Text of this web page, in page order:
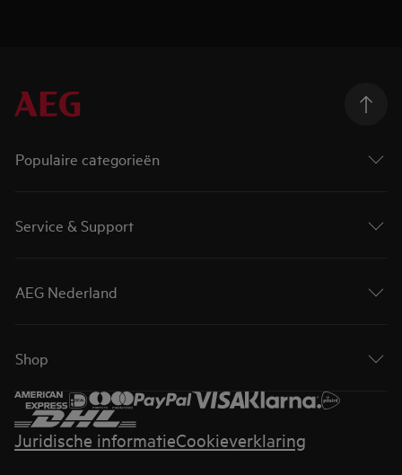
Populaire categorieën
Service & Support
AEG Nederland
Shop
Juridische informatieCookieverklaring